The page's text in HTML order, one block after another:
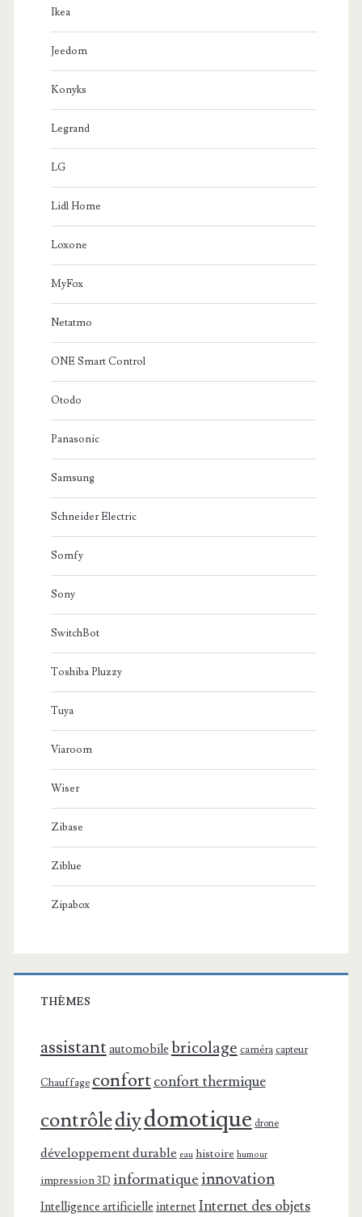
Ikea
Jeedom
Konyks
Legrand
LG
Lidl Home
Loxone
MyFox
Netatmo
ONE Smart Control
Otodo
Panasonic
Samsung
Schneider Electric
Somfy
Sony
SwitchBot
Toshiba Pluzzy
Tuya
Viaroom
Wiser
Zibase
Ziblue
Zipabox
THÈMES
assistant automobile bricolage caméra capteur
Chauffage confortconfort thermique
contrôlediydomotique drone
développement durable eau histoire humour
impression 3D informatiqueinnovation
Intelligence artificielle internet Internet des objets